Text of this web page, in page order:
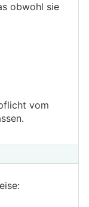
obwohl sie
vom